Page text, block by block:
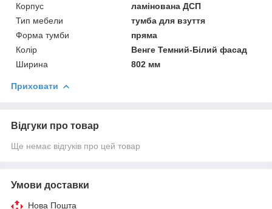
Корпус
ламінована ДСП
Тип мебели
тумба для взуття
Форма тумби
пряма
Колір
Венге Темний-Білий фасад
Ширина
802 мм
Приховати
Відгуки про товар
Ще немає відгуків про цей товар
Умови доставки
Нова Пошта